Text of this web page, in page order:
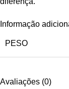
Informação
PESO
Avaliações (0)